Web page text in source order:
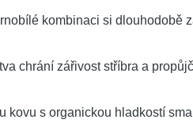
kombinaci si dlouhodobě
chrání zářivost stříbra a
kovu s organickou hladkostí